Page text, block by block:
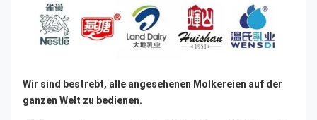
Wir sind bestrebt, alle angesehenen Molkereien auf der
ganzen Welt zu bedienen.